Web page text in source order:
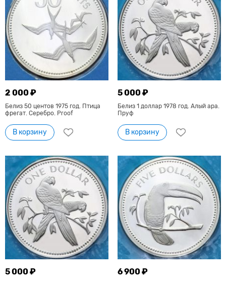
2 000 ₽
Белиз 50 центов 1975 год. Птица
фрегат. Серебро. Proof
В корзину
5 000 ₽
Белиз 1 доллар 1978 год. Алый ара.
Пруф
В корзину
5 000 ₽ 6 900 ₽